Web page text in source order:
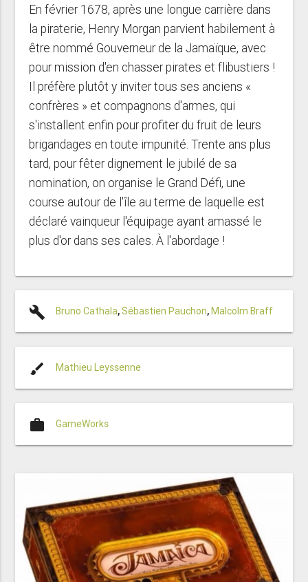
En février 1678, après une longue carrière dans
la piraterie, Henry Morgan parvient habilement à
être nommé Gouverneur de la Jamaïque, avec
pour mission d'en chasser pirates et flibustiers !
Il préfère plutôt y inviter tous ses anciens «
confrères » et compagnons d'armes, qui
s'installent enfin pour profiter du fruit de leurs
brigandages en toute impunité. Trente ans plus
tard, pour fêter dignement le jubilé de sa
nomination, on organise le Grand Défi, une
course autour de l'île au terme de laquelle est
déclaré vainqueur l'équipage ayant amassé le
plus d'or dans ses cales. À l'abordage !
build Bruno Cathala,Sébastien Pauchon,Malcolm Braff
brush Mathieu Leyssenne
work GameWorks